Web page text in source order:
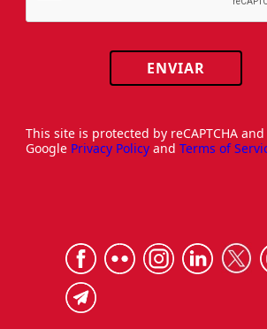
ENVIAR
This site is protected by reCAPTCHA
Google Privacy Policy and Terms of